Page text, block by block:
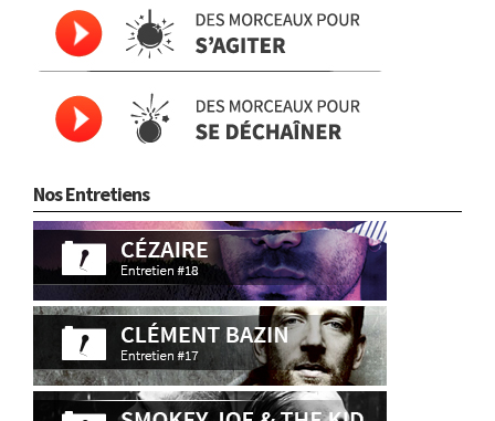
Nos Entretiens